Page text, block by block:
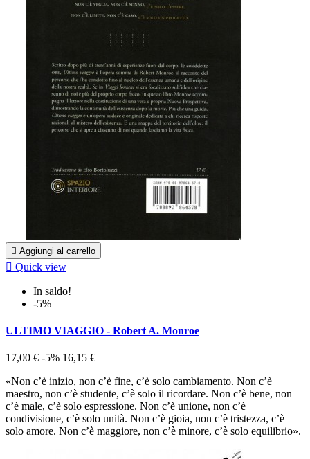
 Aggiungi al carrello
 Quick view
In saldo!
-5%
ULTIMO VIAGGIO - Robert A. Monroe
17,00 € -5% 16,15 €
«Non c’è inizio, non c’è fine, c’è solo cambiamento. Non c’è
maestro, non c’è studente, c’è solo il ricordare. Non c’è bene, non
c’è male, c’è solo espressione. Non c’è unione, non c’è
condivisione, c’è solo unità. Non c’è gioia, non c’è tristezza, c’è
solo amore. Non c’è maggiore, non c’è minore, c’è solo equilibrio».